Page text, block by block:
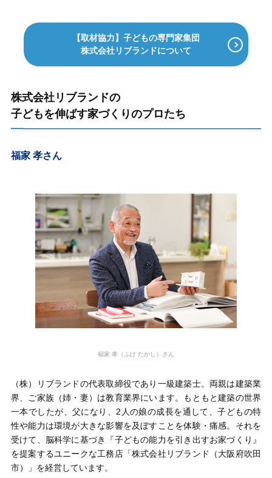
【取材協力】子どもの専門家集団
株式会社リブランドについて
株式会社リブランドの
子どもを伸ばす家づくりのプロたち
福家 孝さん
福家 孝（ふけ たかし）さん
（株）リブランドの代表取締役であり一級建築士。両親は建築業
界、ご家族（姉・妻）は教育業界にいます。もともと建築の世界
一本でしたが、父になり、2人の娘の成長を通して、子どもの特
性や能力は環境が大きな影響を及ぼすことを体験・痛感。それを
受けて、脳科学に基づき『子どもの能力を引き出すお家づくり』
を提案するユニークな工務店「株式会社リブランド（大阪府吹田
市）」を経営しています。